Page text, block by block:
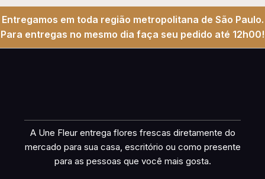
Entregamos em toda região metropolitana de São Paulo.
Para entregas no mesmo dia faça seu pedido até 12h00!
A Une Fleur entrega flores frescas diretamente do
mercado para sua casa, escritório ou como presente
para as pessoas que você mais gosta.